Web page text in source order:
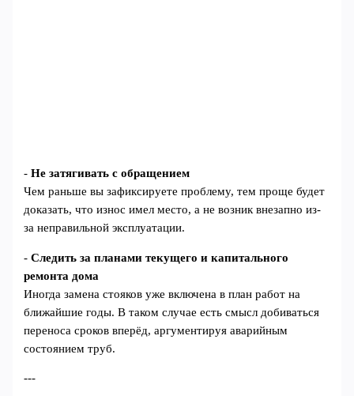
-Не затягивать с обращением
Чем раньше вы зафиксируете проблему, тем проще будет
доказать, что износ имел место, а не возник внезапно из-
за неправильной эксплуатации.
-Следить за планами текущего и капитального
ремонта дома
Иногда замена стояков уже включена в план работ на
ближайшие годы. В таком случае есть смысл добиваться
переноса сроков вперёд, аргументируя аварийным
состоянием труб.
---